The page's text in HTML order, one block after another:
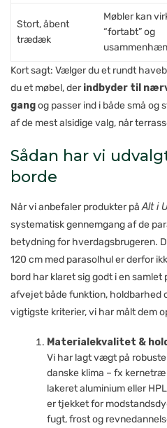
Stort, åbent
trædæk
Møbler kan
“fortabt” og
Kort sagt: Vælger du et rundt
du et møbel, derindbyder til
gangog passer ind i både små og
af de mest alsidige valg, når
Sådan har vi
borde
Når vi anbefaler produkter påAlt i
systematisk gennemgang af de
betydning for hverdagsbrugeren.
120 cm med parasolhul er derfor
bord har klaret sig godt i en
afvejet både funktion, holdbarhed
vigtigste kriterier, vi har målt dem
Materialekvalitet &
Vi har lagt vægt på
danske klima – fx
lakeret aluminium eller
er tjekket for
fugt, frost og